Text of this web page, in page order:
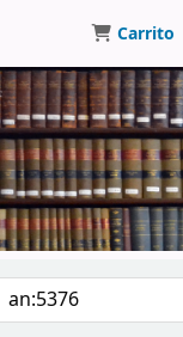
Carrito
en el catálogo